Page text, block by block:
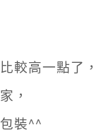
較高一點了，
，
裝^^